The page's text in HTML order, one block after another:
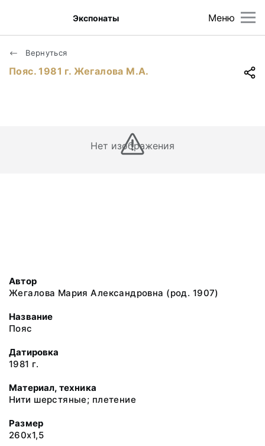
Меню
Экспонаты
Вернуться
Пояс. 1981 г. Жегалова М.А.
Нет изображения
Автор
Жегалова Мария Александровна (род. 1907)
Название
Пояс
Датировка
1981 г.
Материал, техника
Нити шерстяные; плетение
Размер
260х1,5